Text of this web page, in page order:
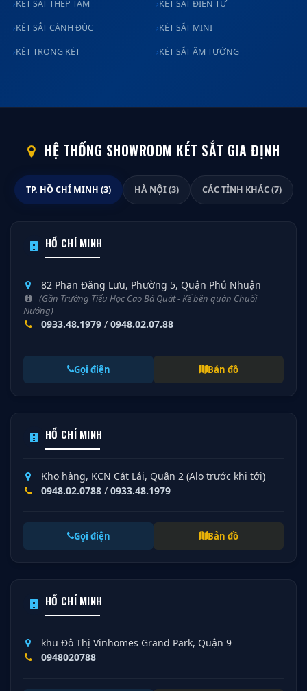
KÉT SẮT THÉP TẤM KÉT SẮT ĐIỆN TỬ
KÉT SẮT CÁNH ĐÚC KÉT SẮT MINI
KÉT TRONG KÉT KÉT SẮT ÂM TƯỜNG
HỆ THỐNG SHOWROOM KÉT SẮT GIA ĐỊNH
TP. HỒ CHÍ MINH (3) HÀ NỘI (3) CÁC TỈNH KHÁC (7)
HỒ CHÍ MINH
82 Phan Đăng Lưu, Phường 5, Quận Phú Nhuận
(Gần Trường Tiểu Học Cao Bá Quát - Kế bên quán Chuối
Nướng)
0933.48.1979 / 0948.02.07.88
Gọi điện Bản đồ
HỒ CHÍ MINH
Kho hàng, KCN Cát Lái, Quận 2 (Alo trước khi tới)
0948.02.0788 / 0933.48.1979
Gọi điện Bản đồ
HỒ CHÍ MINH
khu Đô Thị Vinhomes Grand Park, Quận 9
0948020788